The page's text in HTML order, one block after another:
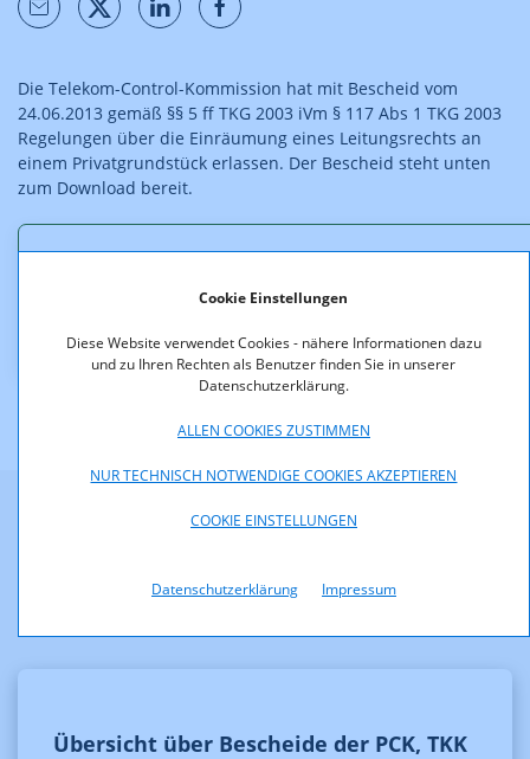
Cookie Einstellungen
Diese Website verwendet Cookies - nähere Informationen dazu
und zu Ihren Rechten als Benutzer finden Sie in unserer
Datenschutzerklärung.
ALLEN COOKIES ZUSTIMMEN
NUR TECHNISCH NOTWENDIGE COOKIES AKZEPTIEREN
COOKIE EINSTELLUNGEN
Datenschutzerklärung Impressum
Die Telekom-Control-Kommission hat mit Bescheid vom
24.06.2013 gemäß §§ 5 ff TKG 2003 iVm § 117 Abs 1 TKG 2003
Regelungen über die Einräumung eines Leitungsrechts an
einem Privatgrundstück erlassen. Der Bescheid steht unten
zum Download bereit.
Übersicht über Bescheide der PCK, TKK